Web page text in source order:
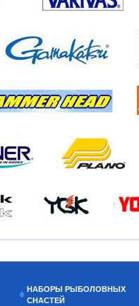
НАБОРЫ РЫБОЛОВНЫХ
СНАСТЕЙ